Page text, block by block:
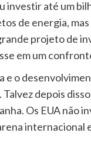
até um
de energia,
projeto de
em um
o
depois
Os EUA não
internacional